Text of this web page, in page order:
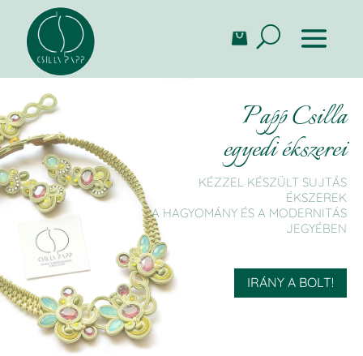
Papp Csilla
egyedi ékszerei
KÉZZEL KÉSZÜLT SUJTÁS
ÉKSZEREK
A HAGYOMÁNY ÉS A MODERNITÁS
JEGYÉBEN
IRÁNY A BOLT!